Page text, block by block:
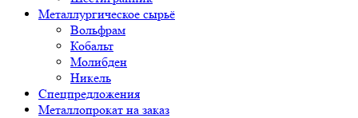
Металлургическое сырьё
Вольфрам
Кобальт
Молибден
Никель
Спецпредложения
Металлопрокат на заказ